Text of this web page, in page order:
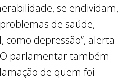
se endividam,
de saúde,
como depressão”, alerta
parlamentar também
de quem foi